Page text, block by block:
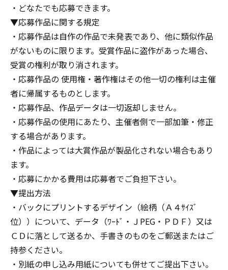
・どなたでも応募できます。
▼応募作品に関する規定
・応募作品は自作の作品で未発表であり、他に類似作品
がないものに限ります。受賞作品に盗作があった場合、
受賞の権利が取り消されます。
・応募作品の 使用権・著作権はその他一切の権利は主催
者に帰属するものとします。
・応募作品、作品データは一切返却しません。
・応募作品の使用にあたり、主催者側で一部加筆・修正
する場合があります。
・作品によっては大賞作品が製品化されない場合もあり
ます。
・応募にかかる費用は応募者でご負担下さい。
▼提出方法
・バックにプリントするデザイン（絵柄（Ａ４ｻｲｽﾞ
位））について、データ（ﾜｰﾄﾞ・ＪPEG・ＰＤＦ）又は
ＣＤに落として送るか、手書きのものをご郵送またはご
持参ください。
・別紙の申し込み用紙についても併せてご提出下さい。